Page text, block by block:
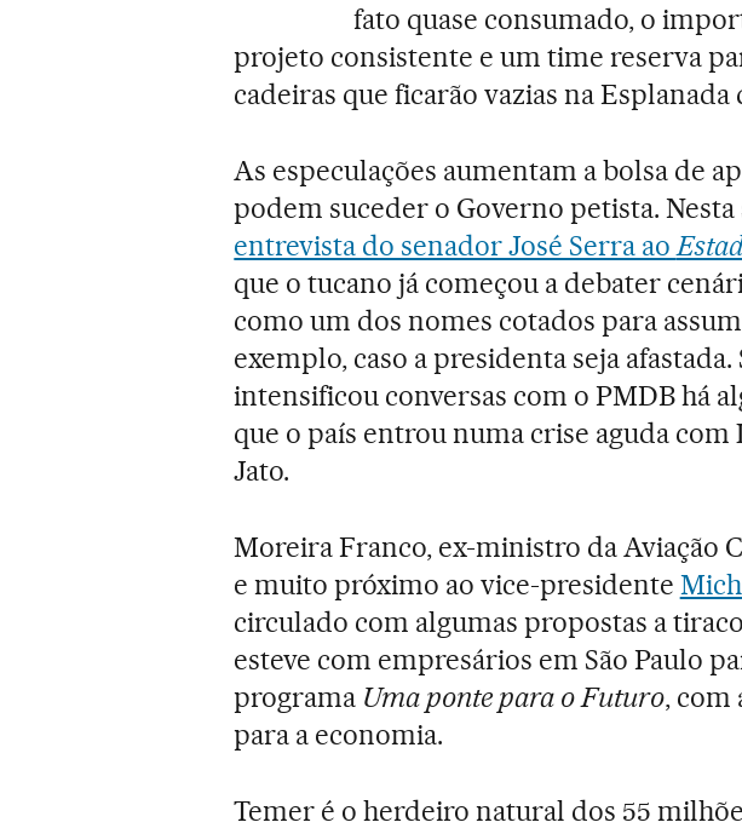
fato quase consumado, o
projeto consistente e um time reserva
cadeiras que ficarão vazias na
As especulações aumentam a bolsa de
podem suceder o Governo petista.
entrevista do senador José Serra ao
que o tucano já começou a debater
como um dos nomes cotados para
exemplo, caso a presidenta seja afastada.
intensificou conversas com o PMDB há
que o país entrou numa crise aguda com
Jato.
Moreira Franco, ex-ministro da Aviação
e muito próximo ao vice-presidente
circulado com algumas propostas a
esteve com empresários em São Paulo
programa Uma ponte para o Futuro, com
para a economia.
Temer é o herdeiro natural dos 55